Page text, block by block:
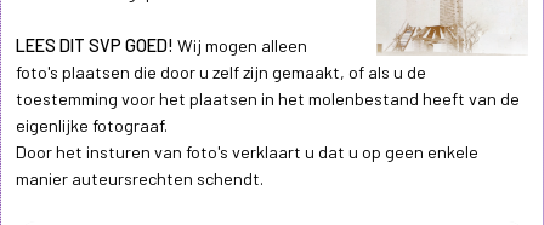
LEES DIT SVP GOED! Wij mogen alleen
foto's plaatsen die door u zelf zijn gemaakt, of als u de
toestemming voor het plaatsen in het molenbestand heeft van de
eigenlijke fotograaf.
Door het insturen van foto's verklaart u dat u op geen enkele
manier auteursrechten schendt.